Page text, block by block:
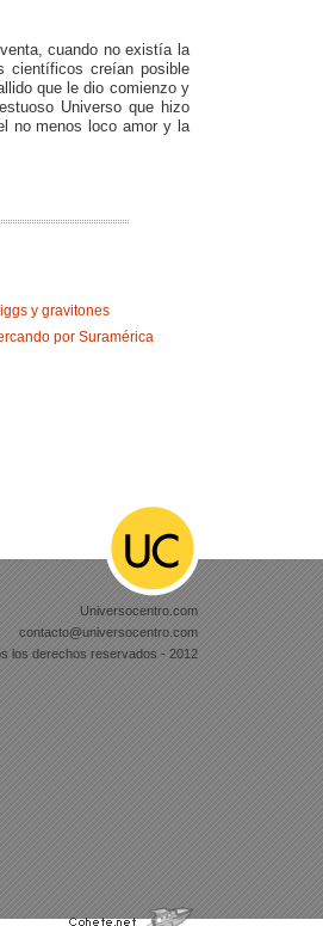
cuando no existía la
científicos creían posible
que le dio comienzo y
Universo que hizo
no menos loco amor y la
y gravitones
por Suramérica
Universocentro.com
contacto@universocentro.com
los derechos reservados - 2012